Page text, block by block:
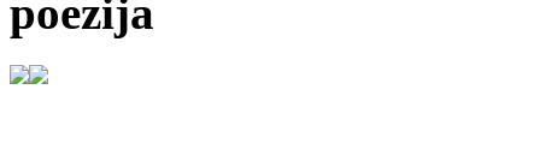
poezija